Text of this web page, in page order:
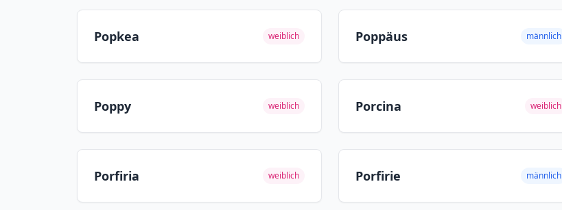
Popkea weiblich Poppäus männlich
Poppy weiblich Porcina weiblich
Porfiria weiblich Porfirie männlich